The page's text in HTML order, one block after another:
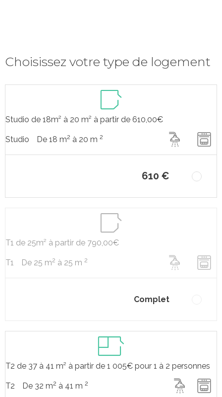
Choisissez votre type de logement
Studio de 18m² à 20 m² à partir de 610,00€
Studio De 18 m2 à 20 m 2
610 €
T1 de 25m² à partir de 790,00€
T1 De 25 m2 à 25 m 2
Complet
T2 de 37 à 41 m² à partir de 1 005€ pour 1 à 2 personnes
T2 De 32 m2 à 41 m 2